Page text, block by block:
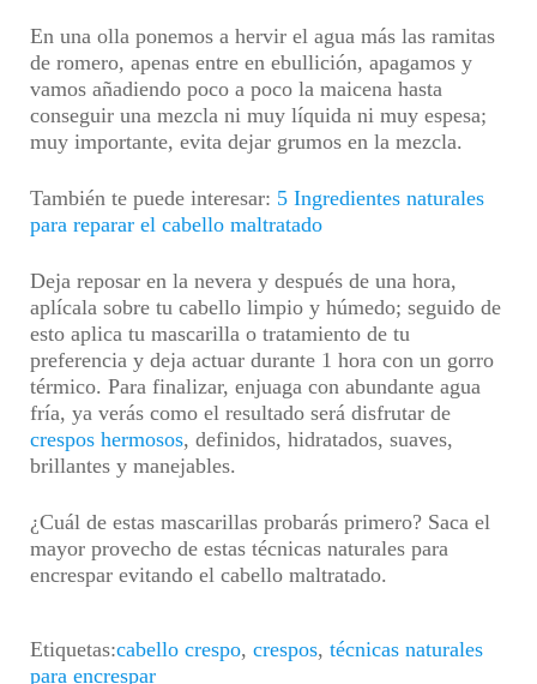
En una olla ponemos a hervir el agua más las ramitas
de romero, apenas entre en ebullición, apagamos y
vamos añadiendo poco a poco la maicena hasta
conseguir una mezcla ni muy líquida ni muy espesa;
muy importante, evita dejar grumos en la mezcla.
También te puede interesar: 5 Ingredientes naturales
para reparar el cabello maltratado
Deja reposar en la nevera y después de una hora,
aplícala sobre tu cabello limpio y húmedo; seguido de
esto aplica tu mascarilla o tratamiento de tu
preferencia y deja actuar durante 1 hora con un gorro
térmico. Para finalizar, enjuaga con abundante agua
fría, ya verás como el resultado será disfrutar de
crespos hermosos, definidos, hidratados, suaves,
brillantes y manejables.
¿Cuál de estas mascarillas probarás primero? Saca el
mayor provecho de estas técnicas naturales para
encrespar evitando el cabello maltratado.
Etiquetas:cabello crespo, crespos, técnicas naturales
para encrespar